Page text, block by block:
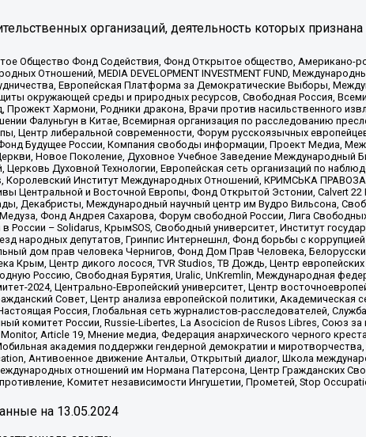
организаций, деятельность которых
Общество Фонд Содействия, Фонд Открытое общество, Американо-
Отношений, MEDIA DEVELOPMENT INVESTMENT FUND,
Европейская Платформа за Демократические Выборы,
окружающей среды и природных ресурсов, Свободная Россия,
Хармони, Родники дракона, Врачи против насильственного
Фалуньгун в Китае, Всемирная организация по расследованию
Центр либеральной современности, Форум русскоязычных
Будущее России, Компания свободы информации, Проект Медиа,
Новое Поколение, Духовное Учебное Заведение Международный
Церковь Духовной Технологии, Европейская сеть организаций по
Королевский Институт Международных Отношений, КРИМСЬКА
Центральной и Восточной Европы, Фонд Открытой Эстонии, Calvert 22
Декабристы, Международный научный центр им Вудро Вильсона,
Фонд Андрея Сахарова, Форум свободной России, Лига
– Solidarus, КрымSOS, Свободный университет, Институт
народных депутатов, Гринпис Интернешнл, Фонд борьбы с
дом прав человека Чернигов, Фонд Дом Прав Человека,
Крым, Центр дикого лосося, TVR Studios, ТВ Дождь, Центр
Россию, Свободная Бурятия, Uralic, UnKremlin, Международная
2024, Центрально-Европейский университет, Центр
Совет, Центр анализа европейской политики, Академическая
Россия, Глобальная сеть журналистов-расследователей,
комитет России, Russie-Libertes, La Asocicion de Rusos Libres, Союз
Article 19, Мнение медиа, Федерация анархического черного
академия поддержки гендерной демократии и
Антивоенное движение Антальи, Открытый диалог, Школа
отношений им Нормана Патерсона, Центр Гражданских
Комитет независимости Ингушетии, Прометей, Stop
на 13.05.2024